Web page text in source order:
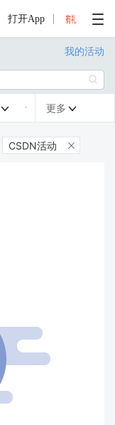
打开App
我的活动

 更多 
CSDN活动 